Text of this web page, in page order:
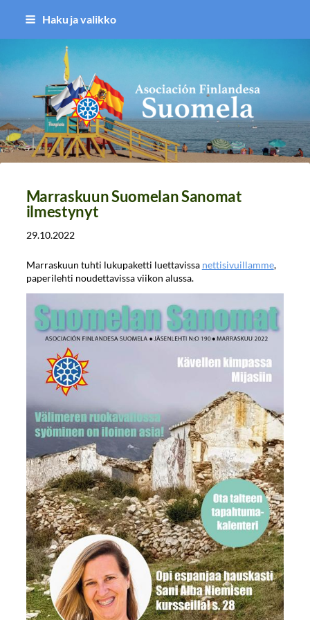
Siirry
sivun
sisältöön
Haku ja valikko
Asociación Finlandesa Suomela
Marraskuun Suomelan Sanomat
ilmestynyt
29.10.2022
Marraskuun tuhti lukupaketti luettavissa nettisivuillamme,
paperilehti noudettavissa viikon alussa.